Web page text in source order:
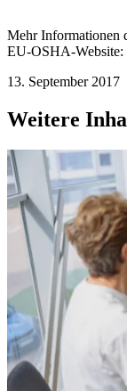
Mehr Informationen
EU-OSHA-Website:
13. September 2017
Weitere